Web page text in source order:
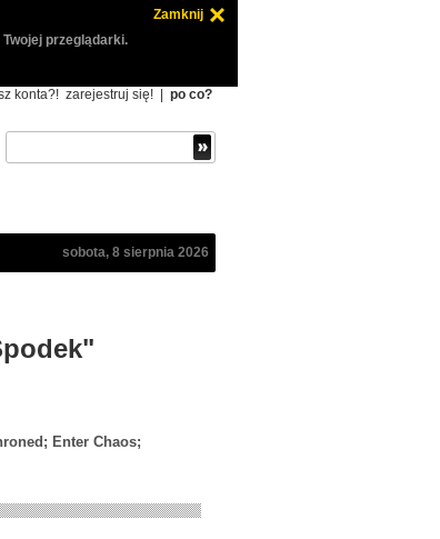
Zamknij
przeglądarki.
konta?! zarejestruj się! po co?
sobota, 8 sierpnia 2026
Enter Chaos;